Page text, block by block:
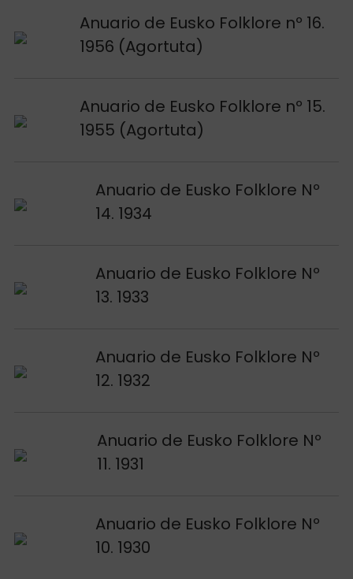
Anuario de Eusko Folklore nº 16.
1956 (Agortuta)
Voir publication
Anuario de Eusko Folklore nº 15.
1955 (Agortuta)
Voir publication
Anuario de Eusko Folklore Nº
14. 1934
Voir publication
Anuario de Eusko Folklore Nº
13. 1933
Voir publication
Anuario de Eusko Folklore Nº
12. 1932
Voir publication
Anuario de Eusko Folklore Nº
11. 1931
Voir publication
Anuario de Eusko Folklore Nº
10. 1930
Voir publication